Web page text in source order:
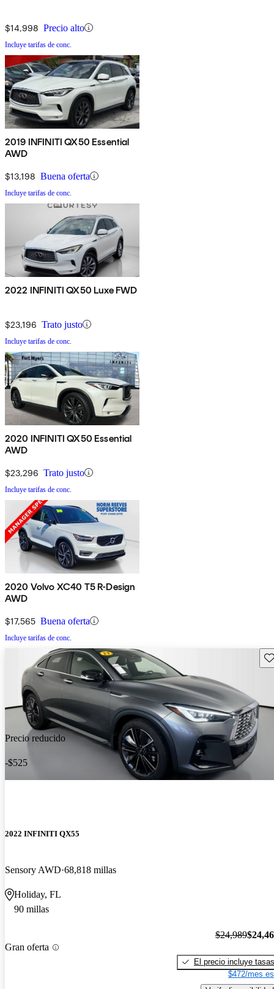
$14,998 Precio alto
Incluye tarifas de conc.
2019 INFINITI QX50 Essential
AWD
$13,198 Buena oferta
Incluye tarifas de conc.
2022 INFINITI QX50 Luxe FWD
$23,196 Trato justo
Incluye tarifas de conc.
2020 INFINITI QX50 Essential
AWD
$23,296 Trato justo
Incluye tarifas de conc.
2020 Volvo XC40 T5 R-Design
AWD
$17,565 Buena oferta
Incluye tarifas de conc.
Precio reducido
-$525
2022 INFINITI QX55
Sensory AWD 68,818 millas
Holiday, FL
90 millas
Gran oferta
$24,989
El precio incluye tasas
$472/mes